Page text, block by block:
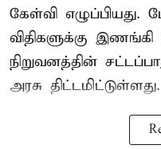
கேள்வி எழுப்பியது.
விதிகளுக்கு
நிறுவனத்தின்
அரசு திட்டமிட்டுள்ளது.